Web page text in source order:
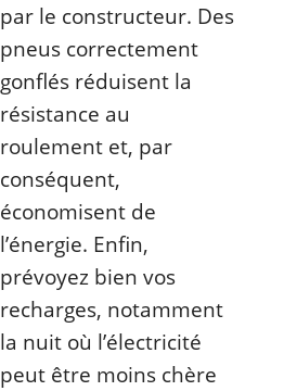
par le constructeur. Des
pneus correctement
gonflés réduisent la
résistance au
roulement et, par
conséquent,
économisent de
l’énergie. Enfin,
prévoyez bien vos
recharges, notamment
la nuit où l’électricité
peut être moins chère